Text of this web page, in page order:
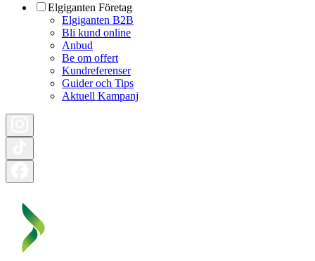
Elgiganten Företag
Elgiganten B2B
Bli kund online
Anbud
Be om offert
Kundreferenser
Guider och Tips
Aktuell Kampanj